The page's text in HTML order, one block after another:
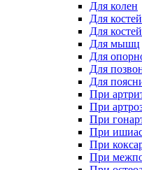
Для колен
Для костей
Для
Для мышц
Для
Для
Для
При
При
При
При
При
При